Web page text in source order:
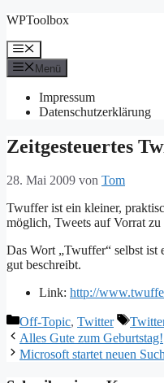
Zum
springen
WPToolbox
Menü
Menü
Impressum
Datenschutzerklärung
Zeitgesteuertes
28. Mai 2009 von Tom
Twuffer ist ein kleiner,
möglich, Tweets auf Vorrat
Das Wort „Twuffer“ selbst ist
gut beschreibt.
Link: http://
Kategorien
Off-Topic, Twitter
Alles Gute zum Geburtstag!
Microsoft startet neuen